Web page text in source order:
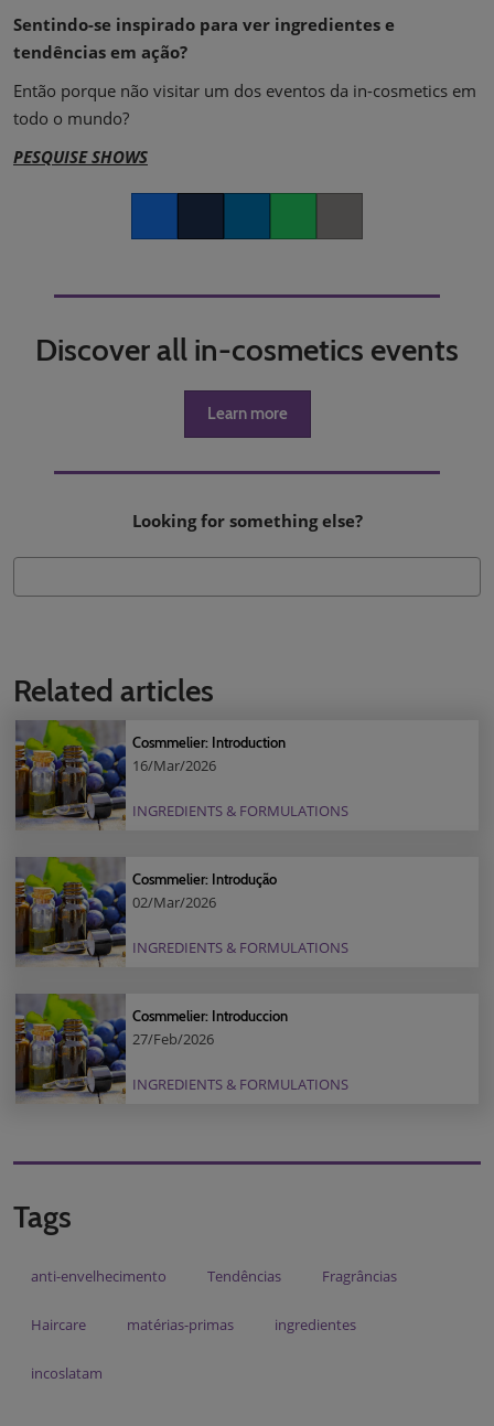
Sentindo-se inspirado para ver ingredientes e
tendências em ação?
Então porque não visitar um dos eventos da in-cosmetics em
todo o mundo?
PESQUISE SHOWS
Discover all in-cosmetics events
Learn more
Looking for something else?
Related articles
Cosmmelier: Introduction
16/Mar/2026
INGREDIENTS & FORMULATIONS
Cosmmelier: Introdução
02/Mar/2026
INGREDIENTS & FORMULATIONS
Cosmmelier: Introduccion
27/Feb/2026
INGREDIENTS & FORMULATIONS
Tags
anti-envelhecimento Tendências Fragrâncias
Haircare matérias-primas ingredientes
incoslatam